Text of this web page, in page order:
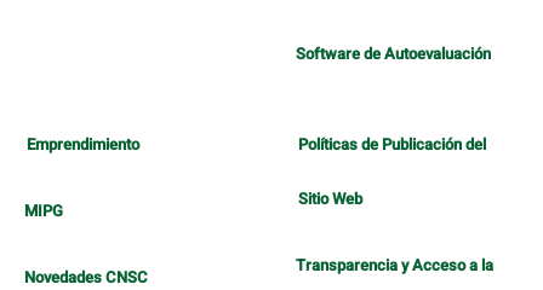
Software de Autoevaluación
Emprendimiento
MIPG
Novedades CNSC
Políticas de Publicación del
Sitio Web
Transparencia y Acceso a la